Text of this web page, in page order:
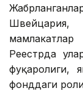
Реестрда
фуқаролиги,
фонддаги